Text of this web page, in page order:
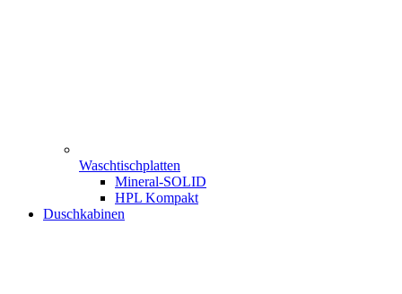
Waschtischplatten
Mineral-SOLID
HPL Kompakt
Duschkabinen